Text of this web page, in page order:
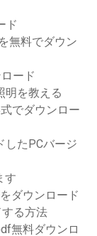
ド
無料でダウン
ード
明を教える
でダウンロー
したPCバージ
す
ダウンロード
る方法
無料ダウンロ